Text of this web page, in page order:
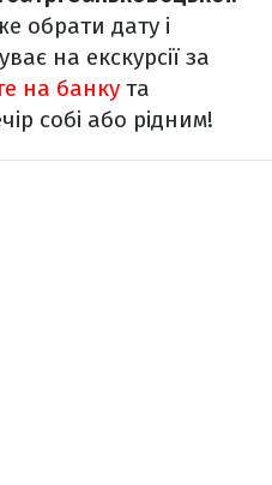
обрати дату і
на екскурсії за
на банку та
собі або рідним!